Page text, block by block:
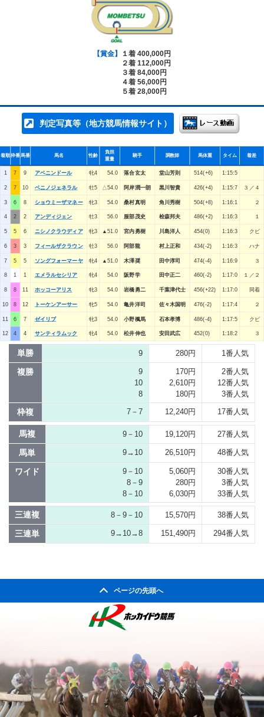
【賞金】
１着 400,000円
２着 112,000円
３着 84,000円
４着 56,000円
５着 28,000円
判定写真等（地方競馬情報サイト）
着順枠番馬番 馬名 性齢
負担
重量
騎手 調教師 馬体重 タイム 着差
1 7 9 アベニンドール 牝4 54.0 落合玄太 堂山芳則 514(+6) 1:15:5
2 7 10 ベニノジェネラル 牡5 △54.0 阿岸潤一朗 黒川智貴 426(+4) 1:15:7 ３／４
3 6 8 ショウミーザマネー 牝3 54.0 桑村真明 角川秀樹 504(+8) 1:16:1 ２
4 2 2 アンディジェン 牡3 56.0 服部茂史 桧森邦夫 486(+2) 1:16:3 １
5 5 6 ニシノクラウディア 牝3 ▲51.0 宮内勇樹 川島洋人 454(0) 1:16:3 クビ
6 3 3 フィールザクラウン 牡3 56.0 阿部龍 村上正和 434(-2) 1:16:3 ハナ
7 5 5 ソングフォーマーヤ 牝4 ▲51.0 木澤奨 田中淳司 474(-4) 1:16:9 ３
8 1 1 エメラルセシリア 牝4 54.0 阪野学 田中正二 460(-2) 1:17:0 １／２
8 8 11 ホッコーアリス 牝3 54.0 岩橋勇二 千葉津代士 456(+22) 1:17:0 同着
10 8 12 トーケンアーサー 牝5 54.0 亀井洋司 佐々木国明 476(-2) 1:17:4 ２
11 6 7 ゼイリブ 牝3 54.0 小野楓馬 石本孝博 486(-4) 1:17:5 クビ
12 4 4 サンティラムック 牝4 54.0 松井伸也 安田武広 452(0) 1:18:2 ３
単勝 9 280円 1番人気
複勝
9
10
8
170円
2,610円
180円
2番人気
12番人気
3番人気
枠複 7－7 12,240円 17番人気
馬複 9－10 19,120円 27番人気
馬単 9→10 26,510円 48番人気
ワイド
9－10
8－9
8－10
5,060円
280円
6,030円
30番人気
3番人気
33番人気
三連複 8－9－10 15,570円 38番人気
三連単 9→10→8 151,490円 294番人気
ページの先頭へ